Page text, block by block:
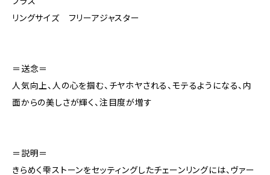
リングサイズ フリーアジャスター
＝送念＝
人気向上、人の心を掴む、チヤホヤされる、モテるようになる、内
面からの美しさが輝く、注目度が増す
＝説明＝
きらめく雫ストーンをセッティングしたチェーンリングには、ヴァー